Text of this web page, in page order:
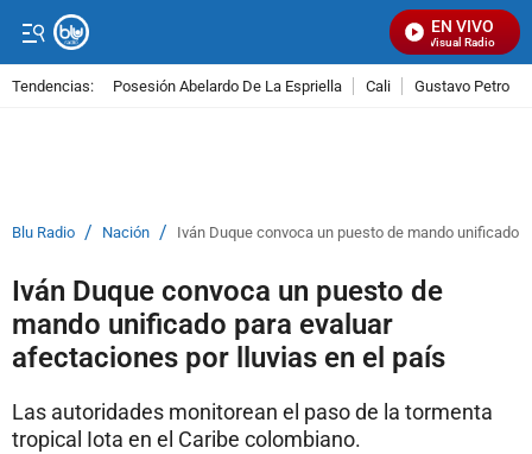
EN VIVO
Señal Visual Radio
Tendencias: Posesión Abelardo De La Espriella Cali Gustavo Petro
Blu Radio / Nación / Iván Duque convoca un puesto de mando unificado
Iván Duque convoca un puesto de
mando unificado para evaluar
afectaciones por lluvias en el país
Las autoridades monitorean el paso de la tormenta
tropical Iota en el Caribe colombiano.